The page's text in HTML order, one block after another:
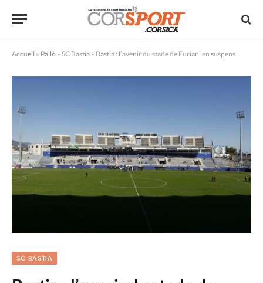
Accueil » Pallò » SC Bastia » Bastia : l’avenir du stade de Furiani en suspens
SC BASTIA